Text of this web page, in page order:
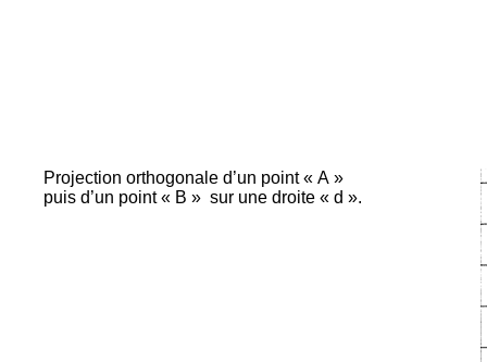
Projection orthogonale d’un point « A »
puis d’un point « B » sur une droite « d ».